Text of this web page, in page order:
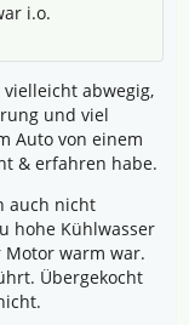
i.o.
abwegig,
und viel
Auto von einem
& erfahren habe.
auch nicht
hohe Kühlwasser
warm war.
Übergekocht